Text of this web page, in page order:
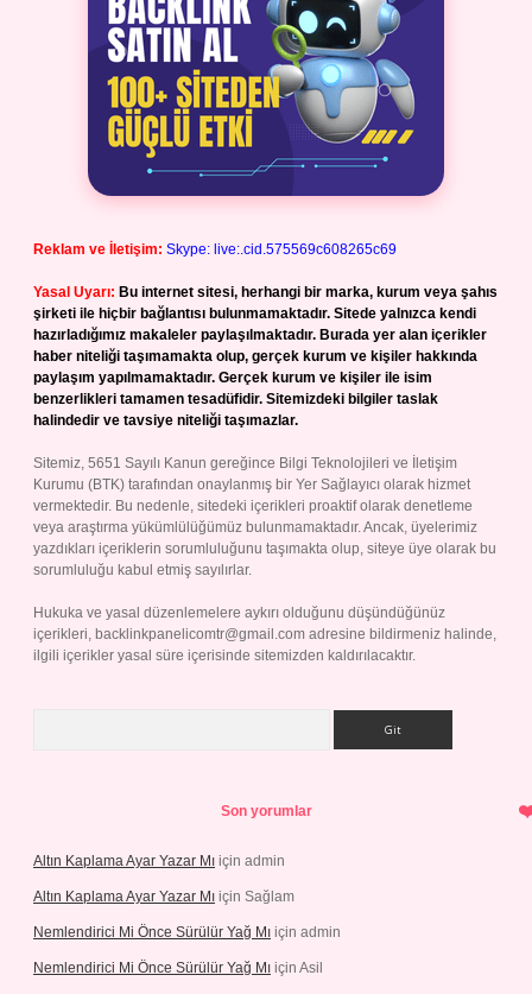
Reklam ve İletişim: Skype: live:.cid.575569c608265c69
Yasal Uyarı: Bu internet sitesi, herhangi bir marka, kurum veya şahıs
şirketi ile hiçbir bağlantısı bulunmamaktadır. Sitede yalnızca kendi
hazırladığımız makaleler paylaşılmaktadır. Burada yer alan içerikler
haber niteliği taşımamakta olup, gerçek kurum ve kişiler hakkında
paylaşım yapılmamaktadır. Gerçek kurum ve kişiler ile isim
benzerlikleri tamamen tesadüfidir. Sitemizdeki bilgiler taslak
halindedir ve tavsiye niteliği taşımazlar.
Sitemiz, 5651 Sayılı Kanun gereğince Bilgi Teknolojileri ve İletişim
Kurumu (BTK) tarafından onaylanmış bir Yer Sağlayıcı olarak hizmet
vermektedir. Bu nedenle, sitedeki içerikleri proaktif olarak denetleme
veya araştırma yükümlülüğümüz bulunmamaktadır. Ancak, üyelerimiz
yazdıkları içeriklerin sorumluluğunu taşımakta olup, siteye üye olarak bu
sorumluluğu kabul etmiş sayılırlar.
Hukuka ve yasal düzenlemelere aykırı olduğunu düşündüğünüz
içerikleri, backlinkpanelicomtr@gmail.com adresine bildirmeniz halinde,
ilgili içerikler yasal süre içerisinde sitemizden kaldırılacaktır.
Son yorumlar
Altın Kaplama Ayar Yazar Mı için admin
Altın Kaplama Ayar Yazar Mı için Sağlam
Nemlendirici Mi Önce Sürülür Yağ Mı için admin
Nemlendirici Mi Önce Sürülür Yağ Mı için Asil